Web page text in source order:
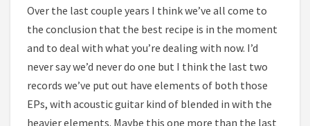
Over the last couple years I think we’ve all come to
the conclusion that the best recipe is in the moment
and to deal with what you’re dealing with now. I’d
never say we’d never do one but I think the last two
records we’ve put out have elements of both those
EPs, with acoustic guitar kind of blended in with the
heavier elements. Maybe this one more than the last